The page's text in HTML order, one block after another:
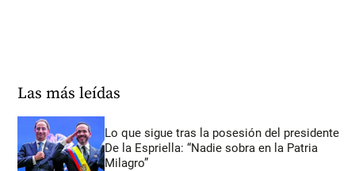
Las más leídas
Lo que sigue tras la posesión del presidente
De la Espriella: “Nadie sobra en la Patria
Milagro”